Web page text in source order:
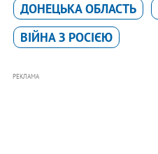
ДОНЕЦЬКА ОБЛАСТЬ
ВІЙНА З РОСІЄЮ
РЕКЛАМА